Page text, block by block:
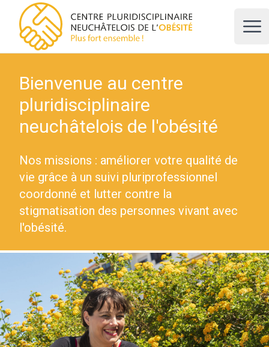
CPNO, centre pluridisciplinaire neuchâtelois de l'obésité
Bienvenue au centre
pluridisciplinaire
neuchâtelois de l'obésité
Nos missions : améliorer votre qualité de
vie grâce à un suivi pluriprofessionnel
coordonné et lutter contre la
stigmatisation des personnes vivant avec
l'obésité.